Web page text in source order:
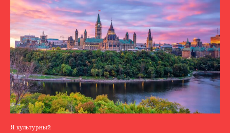
Я культурный